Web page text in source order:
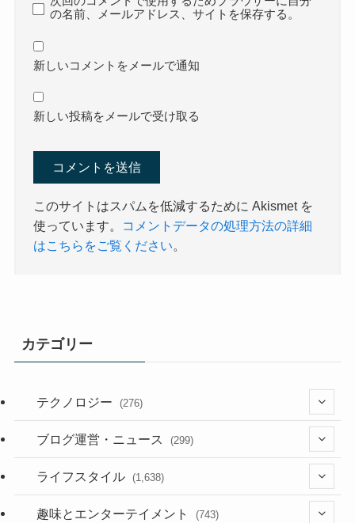
の名前、メールアドレス、サイトを保存する。
新しいコメントをメールで通知
新しい投稿をメールで受け取る
このサイトはスパムを低減するために Akismet を
使っています。
コメントデータの処理方法の詳細
はこちらをご覧ください。
カテゴリー
テクノロジー (276)
(36)
(187)
ブログ運営・ニュース (299)
(118)
(181)
ライフスタイル (1,638)
(394)
趣味とエンターテイメント (743)